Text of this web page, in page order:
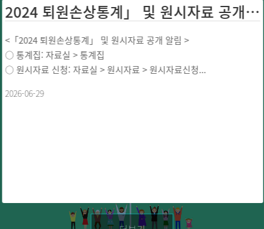
2024 퇴원손상통계」 및 원시자료 공개 ...
<「2024 퇴원손상통계」 및 원시자료 공개 알림 >
○ 통계집: 자료실 > 통계집
○ 원시자료 신청: 자료실 > 원시자료 > 원시자료신청...
2026-06-29